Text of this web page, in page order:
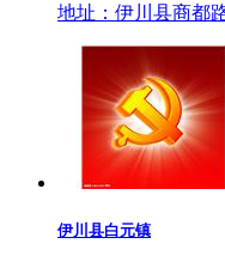
地址：伊川县商都
伊川县白元镇